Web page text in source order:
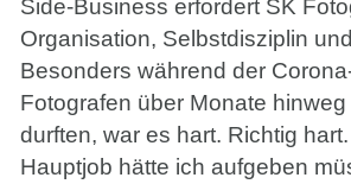
Side-Business erfordert SK
Organisation, Selbstdisziplin
Besonders während der
Fotografen über Monate
durften, war es hart. Richtig
Hauptjob hätte ich aufgeben